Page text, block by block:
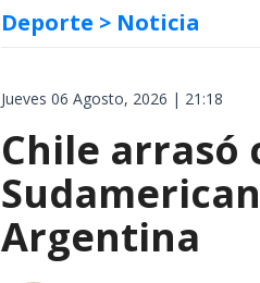
Deporte > Noticia
Jueves 06 Agosto, 2026 | 21:18
Chile arrasó
Argentina